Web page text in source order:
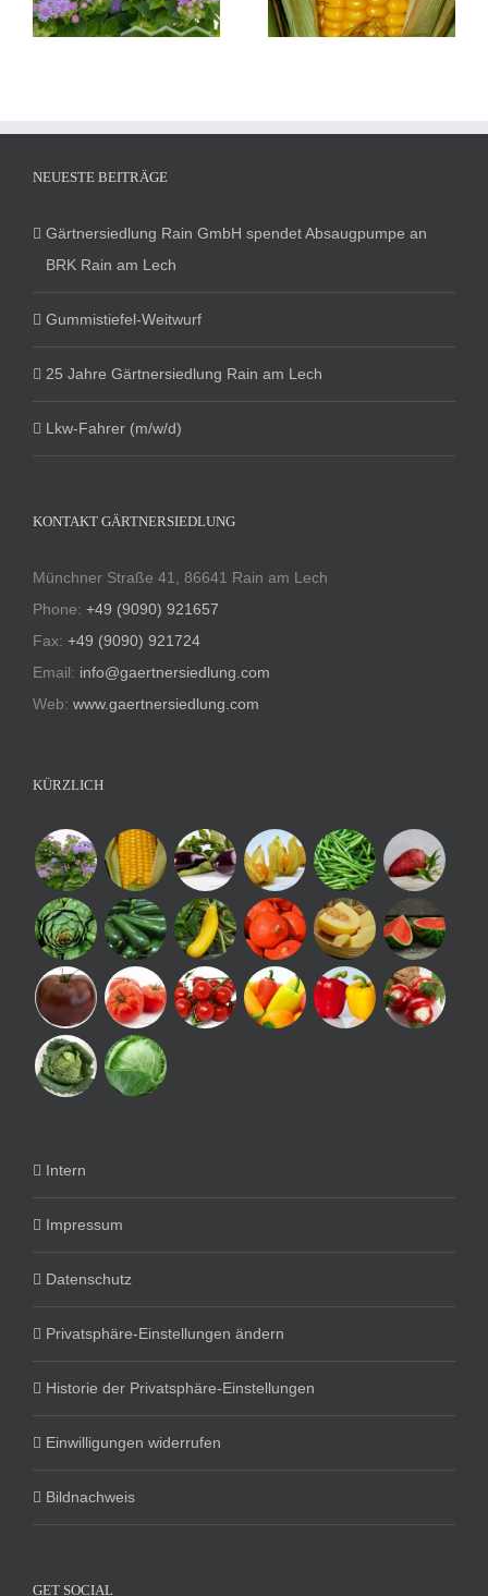
Auberginen
NEUESTE BEITRÄGE
Gärtnersiedlung Rain GmbH spendet Absaugpumpe an
BRK Rain am Lech
Gummistiefel-Weitwurf
25 Jahre Gärtnersiedlung Rain am Lech
Lkw-Fahrer (m/w/d)
KONTAKT GÄRTNERSIEDLUNG
Münchner Straße 41, 86641 Rain am Lech
Phone: +49 (9090) 921657
Fax: +49 (9090) 921724
Email: info@gaertnersiedlung.com
Web: www.gaertnersiedlung.com
KÜRZLICH
Intern
Impressum
Datenschutz
Privatsphäre-Einstellungen ändern
Historie der Privatsphäre-Einstellungen
Einwilligungen widerrufen
Bildnachweis
GET SOCIAL